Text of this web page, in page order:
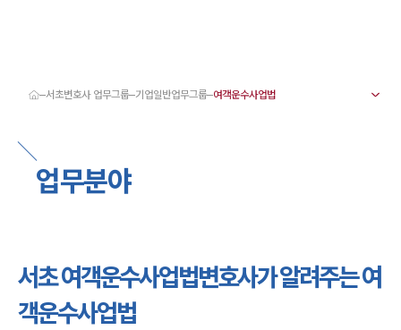
서울·서초변호사
서초형사전문변호사
서초이혼전문변호사
서초학교폭력변호사
서초변호사 주요 업무사례
서초 분사무소 오시는 길
서초변호사상담 상담접수
채용정보
서초변호사 업무그룹 기업일반업무그룹
업무분야
서초 여객운수사업법변호사가 알려주는 여
객운수사업법